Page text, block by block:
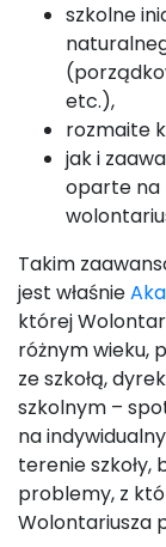
szkolne
etc.),
rozmaite
jak i
oparte na
Takim
jest właśnie
której
różnym wieku,
ze szkołą,
szkolnym –
na
terenie
problemy, z
Wolontariusza